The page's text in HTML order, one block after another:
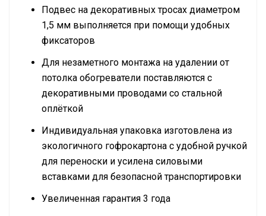
Подвес на декоративных тросах диаметром
1,5 мм выполняется при помощи удобных
фиксаторов
Для незаметного монтажа на удалении от
потолка обогреватели поставляются с
декоративными проводами со стальной
оплёткой
Индивидуальная упаковка изготовлена из
экологичного гофрокартона с удобной ручкой
для переноски и усилена силовыми
вставками для безопасной транспортировки
Увеличенная гарантия 3 года